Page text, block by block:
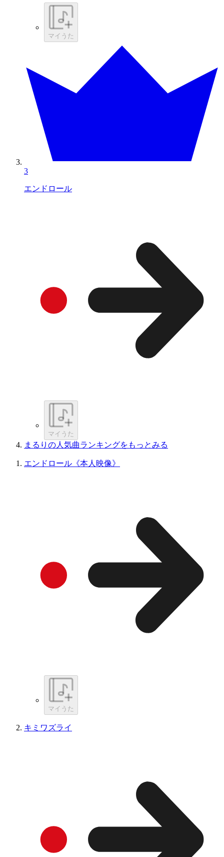
マイうた
3
エンドロール
マイうた
まるりの人気曲ランキングをもっとみる
エンドロール《本人映像》
マイうた
キミワズライ